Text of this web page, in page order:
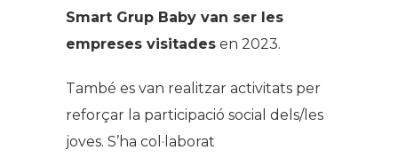
Smart Grup Baby van ser les
empreses visitades en 2023.
També es van realitzar activitats per
reforçar la participació social dels/les
joves. S’ha col·laborat